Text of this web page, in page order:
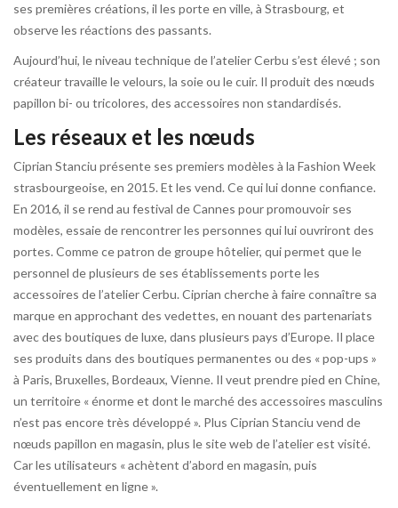
ses premières créations, il les porte en ville, à Strasbourg, et
observe les réactions des passants.
Aujourd’hui, le niveau technique de l’atelier Cerbu s’est élevé ; son
créateur travaille le velours, la soie ou le cuir. Il produit des nœuds
papillon bi- ou tricolores, des accessoires non standardisés.
Les réseaux et les nœuds
Ciprian Stanciu présente ses premiers modèles à la Fashion Week
strasbourgeoise, en 2015. Et les vend. Ce qui lui donne confiance.
En 2016, il se rend au festival de Cannes pour promouvoir ses
modèles, essaie de rencontrer les personnes qui lui ouvriront des
portes. Comme ce patron de groupe hôtelier, qui permet que le
personnel de plusieurs de ses établissements porte les
accessoires de l’atelier Cerbu. Ciprian cherche à faire connaître sa
marque en approchant des vedettes, en nouant des partenariats
avec des boutiques de luxe, dans plusieurs pays d’Europe. Il place
ses produits dans des boutiques permanentes ou des « pop-ups »
à Paris, Bruxelles, Bordeaux, Vienne. Il veut prendre pied en Chine,
un territoire « énorme et dont le marché des accessoires masculins
n’est pas encore très développé ». Plus Ciprian Stanciu vend de
nœuds papillon en magasin, plus le site web de l’atelier est visité.
Car les utilisateurs « achètent d’abord en magasin, puis
éventuellement en ligne ».